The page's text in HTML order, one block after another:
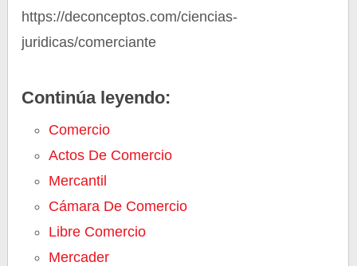
https://deconceptos.com/ciencias-
juridicas/comerciante
Continúa leyendo:
Comercio
Actos De Comercio
Mercantil
Cámara De Comercio
Libre Comercio
Mercader